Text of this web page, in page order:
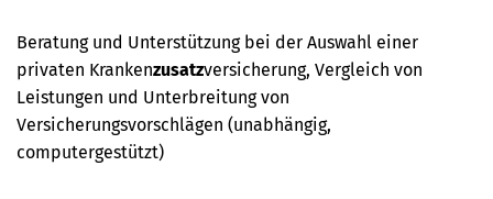
Beratung und Unterstützung bei der Auswahl einer
privaten Krankenzusatzversicherung, Vergleich von
Leistungen und Unterbreitung von
Versicherungsvorschlägen (unabhängig,
computergestützt)